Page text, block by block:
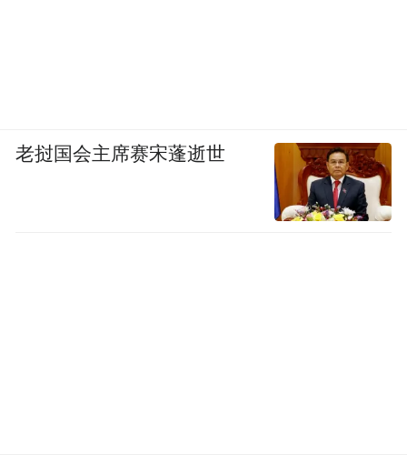
老挝国会主席赛宋蓬逝世